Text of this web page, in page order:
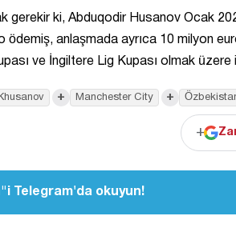
gerekir ki, Abduqodir Husanov Ocak
ödemiş, anlaşmada ayrıca 10 milyon
ve İngiltere Lig Kupası olmak üzere
+ Manchester City +
+
Telegram'da okuyun!